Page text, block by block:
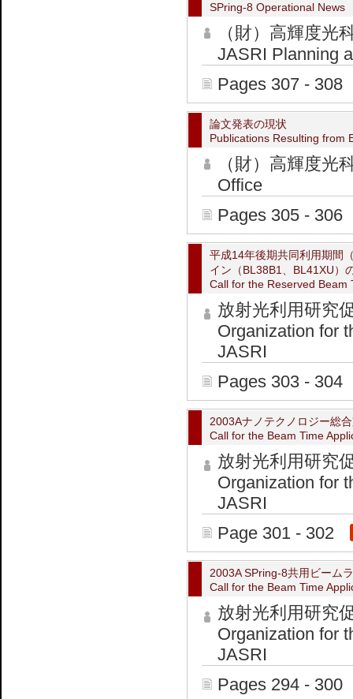
SPring-8 Operational News
（財）高輝度
JASRI Planning
Pages 307 - 308
論文発表の現状
Publications Resulting from
（財）高輝度
Office
Pages 305 - 306
平成14年後期共同利用期間
イン（BL38B1、BL41XU）
Call for the Reserved Beam
放射光利用研
Organization for
JASRI
Pages 303 - 304
2003Aナノテクノロジー総
Call for the Beam Time
放射光利用研究
Organization for
JASRI
Page 301 - 302
2003A SPring-8共用ビーム
Call for the Beam Time
放射光利用研究
Organization for
JASRI
Pages 294 - 300